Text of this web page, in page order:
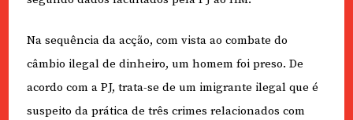
Na sequência da acção, com vista ao combate do
câmbio ilegal de dinheiro, um homem foi preso. De
acordo com a PJ, trata-se de um imigrante ilegal que é
suspeito da prática de três crimes relacionados com